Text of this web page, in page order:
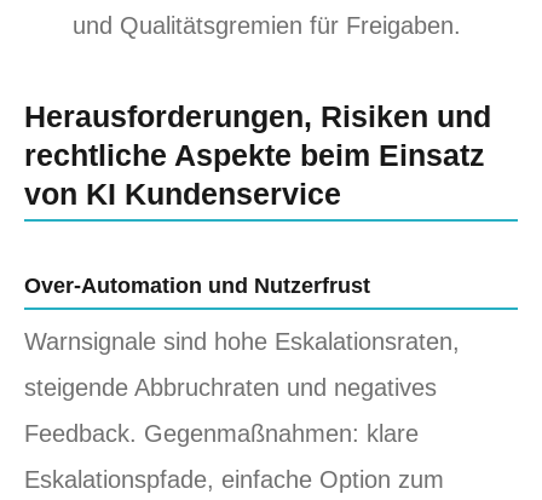
und Qualitätsgremien für Freigaben.
Herausforderungen, Risiken und
rechtliche Aspekte beim Einsatz
von KI Kundenservice
Over-Automation und Nutzerfrust
Warnsignale sind hohe Eskalationsraten,
steigende Abbruchraten und negatives
Feedback. Gegenmaßnahmen: klare
Eskalationspfade, einfache Option zum